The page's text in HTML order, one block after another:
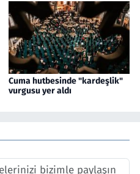
Cuma hutbesinde "kardeşlik"
vurgusu yer aldı